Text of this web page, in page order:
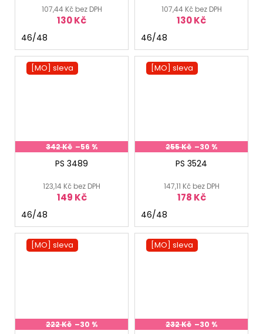
107,44 Kč bez DPH
130 Kč
46/48
107,44 Kč bez DPH
130 Kč
46/48
[MO] sleva
342 Kč –56 %
PS 3489
123,14 Kč bez DPH
149 Kč
46/48
[MO] sleva
255 Kč –30 %
PS 3524
147,11 Kč bez DPH
178 Kč
46/48
[MO] sleva
222 Kč –30 %
[MO] sleva
232 Kč –30 %